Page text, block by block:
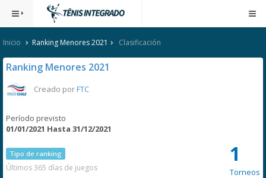
Inicio Ranking Menores 2021 Clasificación
Ranking Menores 2021
Creado porFTC
Período previsto
01/01/2021 Hasta 31/12/2021
Tipo de ranking
Últimos 365 días de juegos
1
Torneos